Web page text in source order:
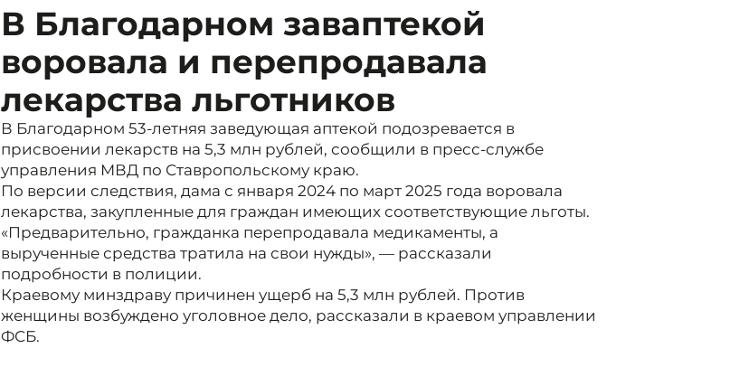
В Благодарном заваптекой
воровала и перепродавала
лекарства льготников
В Благодарном 53-летняя заведующая аптекой подозревается в
присвоении лекарств на 5,3 млн рублей, сообщили в пресс-службе
управления МВД по Ставропольскому краю.
По версии следствия, дама с января 2024 по март 2025 года воровала
лекарства, закупленные для граждан имеющих соответствующие льготы.
«Предварительно, гражданка перепродавала медикаменты, а
вырученные средства тратила на свои нужды», — рассказали
подробности в полиции.
Краевому минздраву причинен ущерб на 5,3 млн рублей. Против
женщины возбуждено уголовное дело, рассказали в краевом управлении
ФСБ.